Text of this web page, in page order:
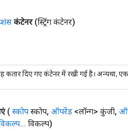
कंटेनर (स्ट्रिंग कंटेनर)
कतार दिए गए कंटेनर में रखी गई है। अन्यथा,
( स्कोप स्कोप, ऑपरेंड <लॉन्ग> कुंजी,
... विकल्प)